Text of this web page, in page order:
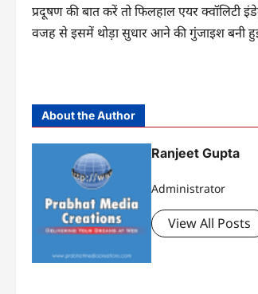
प्रदूषण की बात करें तो फिलहाल एयर
वजह से इसमें थोड़ा सुधार आने की गुंजाइश बनी
About the Author
Ranjeet Gupta
Administrator
View All Posts